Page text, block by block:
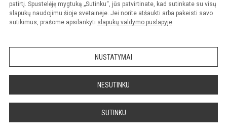
patirtį. Spustelėję mygtuką „Sutinku“, jūs patvirtinate, kad sutinkate su visų
slapukų naudojimu šioje svetainėje. Jei norite atšaukti arba pakeisti savo
sutikimus, prašome apsilankyti slapukų valdymo puslapyje.
NUSTATYMAI
NESUTINKU
SUTINKU
Prieinamumo paraiška Slapukų valdymas
Sumanus būdas atnaujinti